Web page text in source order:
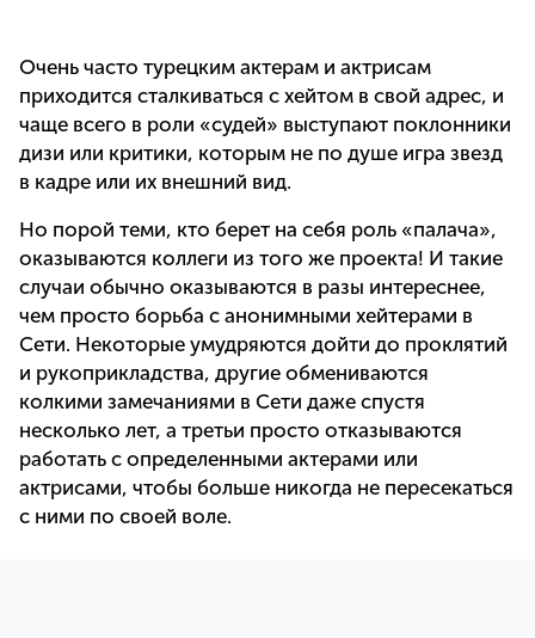
Очень часто турецким актерам и актрисам
приходится сталкиваться с хейтом в свой адрес, и
чаще всего в роли «судей» выступают поклонники
дизи или критики, которым не по душе игра звезд
в кадре или их внешний вид.
Но порой теми, кто берет на себя роль «палача»,
оказываются коллеги из того же проекта! И такие
случаи обычно оказываются в разы интереснее,
чем просто борьба с анонимными хейтерами в
Сети. Некоторые умудряются дойти до проклятий
и рукоприкладства, другие обмениваются
колкими замечаниями в Сети даже спустя
несколько лет, а третьи просто отказываются
работать с определенными актерами или
актрисами, чтобы больше никогда не пересекаться
с ними по своей воле.